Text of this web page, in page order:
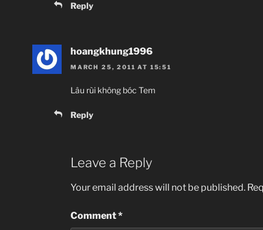
Reply
hoangkhung1996
MARCH 25, 2011 AT 15:51
Lâu rùi không bóc Tem
Reply
Leave a Reply
Your email address will not be published.
Comment*